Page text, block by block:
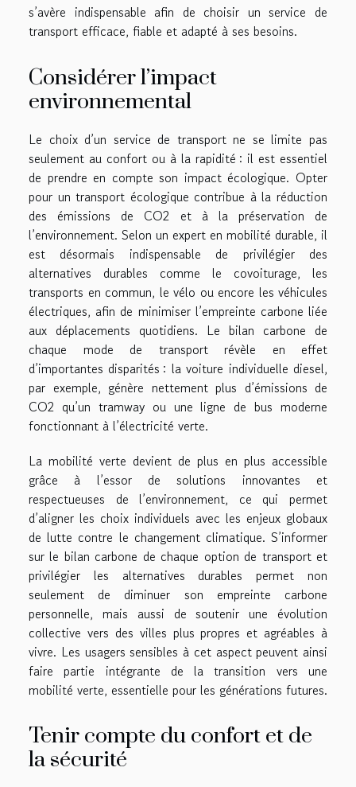
s’avère indispensable afin de choisir un service de
transport efficace, fiable et adapté à ses besoins.
Considérer l’impact
environnemental
Le choix d’un service de transport ne se limite pas
seulement au confort ou à la rapidité : il est essentiel
de prendre en compte son impact écologique. Opter
pour un transport écologique contribue à la réduction
des émissions de CO2 et à la préservation de
l’environnement. Selon un expert en mobilité durable, il
est désormais indispensable de privilégier des
alternatives durables comme le covoiturage, les
transports en commun, le vélo ou encore les véhicules
électriques, afin de minimiser l’empreinte carbone liée
aux déplacements quotidiens. Le bilan carbone de
chaque mode de transport révèle en effet
d’importantes disparités : la voiture individuelle diesel,
par exemple, génère nettement plus d’émissions de
CO2 qu’un tramway ou une ligne de bus moderne
fonctionnant à l’électricité verte.
La mobilité verte devient de plus en plus accessible
grâce à l’essor de solutions innovantes et
respectueuses de l’environnement, ce qui permet
d’aligner les choix individuels avec les enjeux globaux
de lutte contre le changement climatique. S’informer
sur le bilan carbone de chaque option de transport et
privilégier les alternatives durables permet non
seulement de diminuer son empreinte carbone
personnelle, mais aussi de soutenir une évolution
collective vers des villes plus propres et agréables à
vivre. Les usagers sensibles à cet aspect peuvent ainsi
faire partie intégrante de la transition vers une
mobilité verte, essentielle pour les générations futures.
Tenir compte du confort et de
la sécurité